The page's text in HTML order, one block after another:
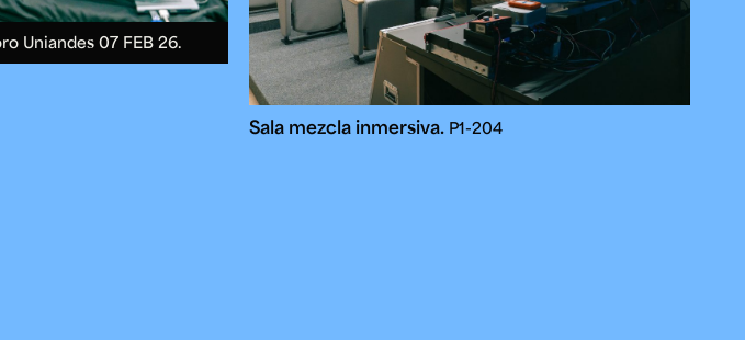
Uniandes 07 FEB 26.
Sala mezcla inmersiva. P1-204